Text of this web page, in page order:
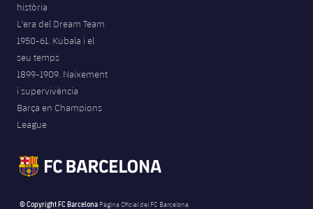
història
L'era del Dream Team
1950-61. Kubala i el
seu temps
1899-1909. Naixement
i supervivència
Barça en Champions
League
© Copyright FC Barcelona Pàgina Oficial del FC Barcelona